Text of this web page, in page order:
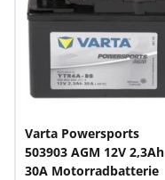
Varta Powersports
503903 AGM 12V 2,3Ah
30A Motorradbatterie